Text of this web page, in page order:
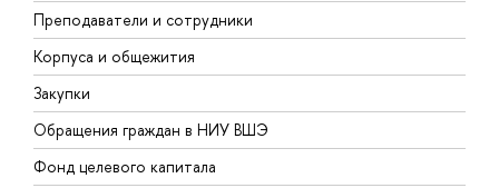
Преподаватели и сотрудники
Корпуса и общежития
Закупки
Обращения граждан в НИУ ВШЭ
Фонд целевого капитала